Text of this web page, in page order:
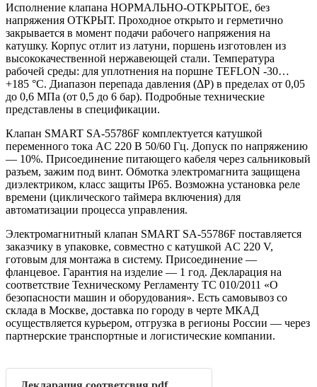
Исполнение клапана НОРМАЛЬНО-ОТКРЫТОЕ, без
напряжения ОТКРЫТ. Проходное открыто и герметично
закрывается в момент подачи рабочего напряжения на
катушку. Корпус отлит из латуни, поршень изготовлен из
высококачественной нержавеющей стали. Температура
рабочей среды: для уплотнения на поршне TEFLON -30…
+185 °С. Диапазон перепада давления (ΔP) в пределах от 0,05
до 0,6 МПа (от 0,5 до 6 бар). Подробные технические
представлены в спецификации.
Клапан SMART SA-55786F комплектуется катушкой
переменного тока AC 220 В 50/60 Гц. Допуск по напряжению
— 10%. Присоединение питающего кабеля через сальниковый
разъем, зажим под винт. Обмотка электромагнита защищена
диэлектриком, класс защиты IP65. Возможна установка реле
времени (циклического таймера включения) для
автоматизации процесса управления.
Электромагнитный клапан SMART SA-55786F поставляется
заказчику в упаковке, совместно с катушкой AC 220 V,
готовым для монтажа в систему. Присоединение —
фланцевое. Гарантия на изделие — 1 год. Декларация на
соответствие Техническому Регламенту ТС 010/2011 «О
безопасности машин и оборудования». Есть самовывоз со
склада в Москве, доставка по городу в черте МКАД
осуществляется курьером, отгрузка в регионы России — через
партнерские транспортные и логистические компании.